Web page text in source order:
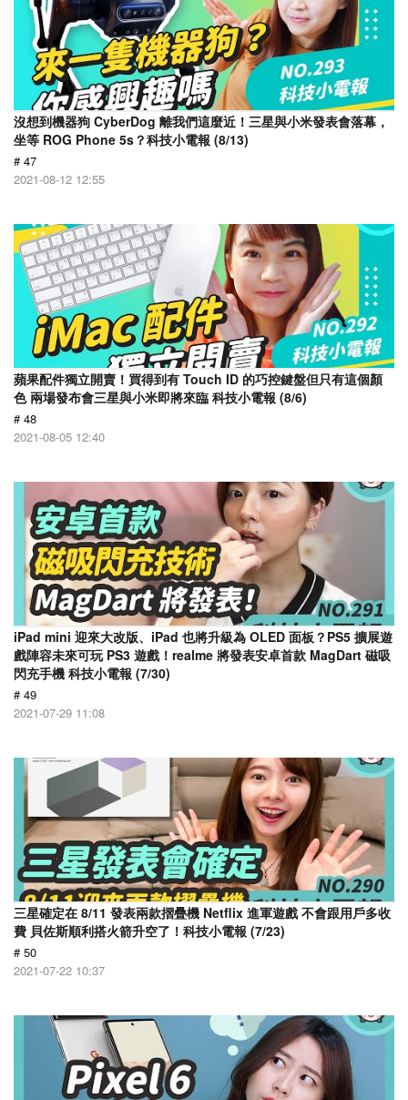
沒想到機器狗 CyberDog 離我們這麼近！三星與小米發表會落幕，
坐等 ROG Phone 5s？科技小電報 (8/13)
# 47
2021-08-12 12:55
蘋果配件獨立開賣！買得到有 Touch ID 的巧控鍵盤但只有這個顏
色 兩場發布會三星與小米即將來臨 科技小電報 (8/6)
# 48
2021-08-05 12:40
iPad mini 迎來大改版、iPad 也將升級為 OLED 面板？PS5 擴展遊
戲陣容未來可玩 PS3 遊戲！realme 將發表安卓首款 MagDart 磁吸
閃充手機 科技小電報 (7/30)
# 49
2021-07-29 11:08
三星確定在 8/11 發表兩款摺疊機 Netflix 進軍遊戲 不會跟用戶多收
費 貝佐斯順利搭火箭升空了！科技小電報 (7/23)
# 50
2021-07-22 10:37